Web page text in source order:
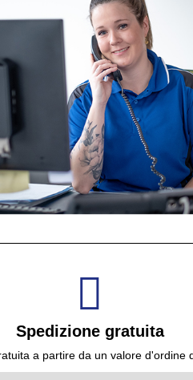
Spedizione gratuita
a partire da un valore d'ordine